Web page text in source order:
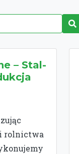
– Stal-
rolnictwa